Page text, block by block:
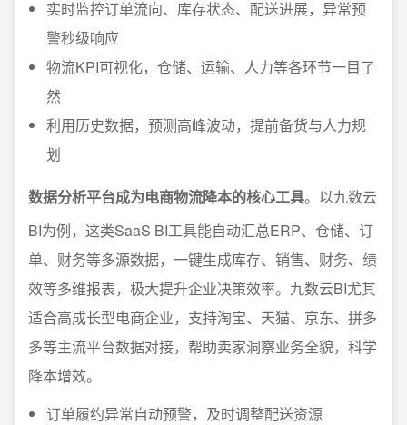
实时监控订单流向、库存状态、配送进展，异常预
警秒级响应
物流KPI可视化，仓储、运输、人力等各环节一目了
然
利用历史数据，预测高峰波动，提前备货与人力规
划
数据分析平台成为电商物流降本的核心工具。以九数云
BI为例，这类SaaS BI工具能自动汇总ERP、仓储、订
单、财务等多源数据，一键生成库存、销售、财务、绩
效等多维报表，极大提升企业决策效率。九数云BI尤其
适合高成长型电商企业，支持淘宝、天猫、京东、拼多
多等主流平台数据对接，帮助卖家洞察业务全貌，科学
降本增效。
订单履约异常自动预警，及时调整配送资源